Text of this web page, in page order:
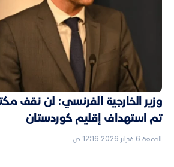
وزير الخارجية الفرنسي: لن نقف
تم استهداف إقليم كوردستان
الجمعة 6 فبراير 2026 12:16 ص